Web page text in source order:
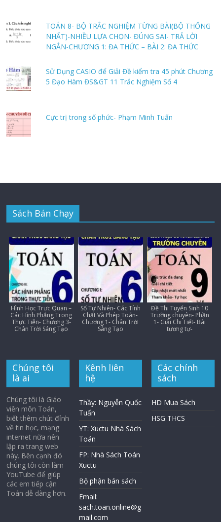
TOÁN 8- BỘ TRẮC NGHIỆM TỪNG BÀI(BỘ THỐNG
NHẤT)-NHIỀU LỰA CHỌN- ĐÚNG SAI- TRẢ LỜI
NGẮN-CHƯƠNG 1: ĐA THỨC – BÀI 2: ĐA THỨC
Sử Dụng CASIO để Giải Đề kiểm tra 45 phút Chương
5 Đạo Hàm ĐS&GT 11 Trắc Nghiệm Số 4
Cực trị trong số phức- Phạm Minh Tuấn
Sách Bán Chạy
Hình Học Trực Quan –
Các Hình Phẳng Trong
Thực Tiễn- Chương 3-
Chân Trời Sáng Tạo
Số Tự Nhiên- Các Tính
Chất Và Phép Toán-
Chương 1- Chân Trời
Sáng Tạo
Đề Thi Tuyển Sinh 10
Trường chuyên- Phần
1- Giải Chi Tiết- Bài
tương tự-
Chúng tôi
là ai
Chúng tôi là Giáo
viên môn Toán,
biết thêm chút đỉnh
về tin học, mạng
internet nữa nên
lập ra trang web
này. Bên cạnh đó
chúng tôi còn làm
YouTube để giúp
các em tiếp cận
Toán dễ dàng hơn.
Kênh liên
hệ
Thầy: Nguyễn Quốc
Tuấn
YT: Xuctu Nhà Sách
Toán
FP: Nhà Sách Toán
Xuctu
Bộ phận bán sách
Email:
sach.toan.online@g
mail.com
Các chính
sách
HD Mua Sách
HSG THCS